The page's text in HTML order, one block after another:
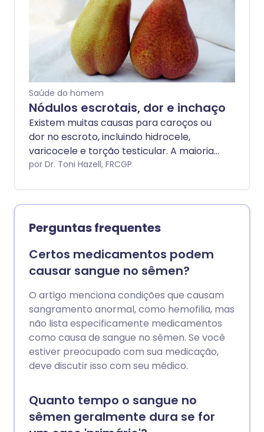
Saúde do homem
Nódulos escrotais, dor e inchaço
Existem muitas causas para caroços ou
dor no escroto, incluindo hidrocele,
varicocele e torção testicular. A maioria
dos caroços não é câncer, e muitos não
sempre consultar um médico se tiver
dor, inchaço ou um caroço nesta área. Se
a dor for muito intensa ou começar de
repente, você deve procurar orientação
urgentemente.
por Dr. Toni Hazell, FRCGP
Perguntas frequentes
Certos medicamentos podem
causar sangue no sêmen?
O artigo menciona condições que causam
sangramento anormal, como hemofilia, mas
não lista especificamente medicamentos
como causa de sangue no sêmen. Se você
estiver preocupado com sua medicação,
deve discutir isso com seu médico.
Quanto tempo o sangue no
sêmen geralmente dura se for